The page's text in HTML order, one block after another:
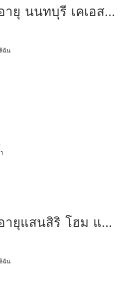
ยุ นนทบุรี เคเอส
ฉัน
ยุแสนสิริ โฮม แคร์
มเจริญ 23
ฉัน